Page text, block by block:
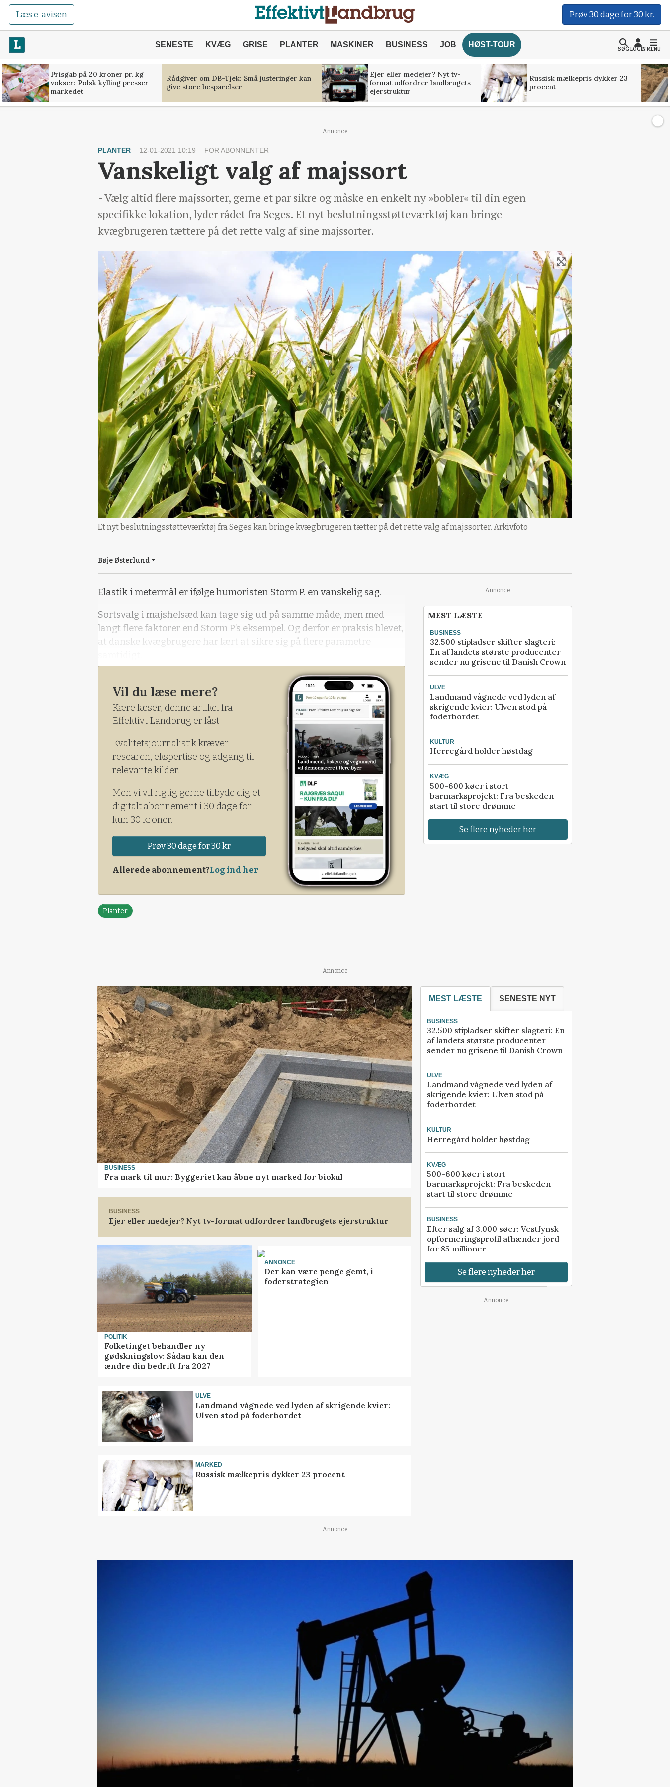
Læs e-avisen Prøv 30 dage for 30 kr.
SENESTE KVÆG GRISE PLANTER MASKINER BUSINESS JOB HØST-TOUR
SØGLOGINMENU
Prisgab på 20 kroner pr. kg
vokser: Polsk kylling presser
markedet
Rådgiver om DB-Tjek: Små justeringer kan
give store besparelser
Ejer eller medejer? Nyt tv-
format udfordrer landbrugets
ejerstruktur
Russisk mælkepris dykker 23
procent
Annonce
PLANTER 12-01-2021 10:19 FOR ABONNENTER
Vanskeligt valg af majssort
- Vælg altid flere majssorter, gerne et par sikre og måske en enkelt ny »bobler« til din egen
specifikke lokation, lyder rådet fra Seges. Et nyt beslutningsstøtteværktøj kan bringe
kvægbrugeren tættere på det rette valg af sine majssorter.
Et nyt beslutningsstøtteværktøj fra Seges kan bringe kvægbrugeren tætter på det rette valg af majssorter. Arkivfoto
Bøje Østerlund
Elastik i metermål er ifølge humoristen Storm P. en vanskelig sag.
Sortsvalg i majshelsæd kan tage sig ud på samme måde, men med
langt flere faktorer end Storm P’s eksempel. Og derfor er praksis blevet,
at danske kvægbrugere har lært at sikre sig på flere parametre
Vil du læse mere?
Kære læser, denne artikel fra
Effektivt Landbrug er låst.
Kvalitetsjournalistik kræver
research, ekspertise og adgang til
relevante kilder.
Men vi vil rigtig gerne tilbyde dig et
digitalt abonnement i 30 dage for
kun 30 kroner.
Prøv 30 dage for 30 kr
Allerede abonnement?Log ind her
Planter
Annonce
MEST LÆSTE
BUSINESS
32.500 stipladser skifter slagteri:
En af landets største producenter
sender nu grisene til Danish Crown
ULVE
Landmand vågnede ved lyden af
skrigende kvier: Ulven stod på
foderbordet
KULTUR
Herregård holder høstdag
KVÆG
500-600 køer i stort
barmarksprojekt: Fra beskeden
start til store drømme
Se flere nyheder her
Annonce
BUSINESS
Fra mark til mur: Byggeriet kan åbne nyt marked for biokul
BUSINESS
Ejer eller medejer? Nyt tv-format udfordrer landbrugets ejerstruktur
POLITIK
Folketinget behandler ny
gødskningslov: Sådan kan den
ændre din bedrift fra 2027
ANNONCE
Der kan være penge gemt, i
foderstrategien
ULVE
Landmand vågnede ved lyden af skrigende kvier:
Ulven stod på foderbordet
MARKED
Russisk mælkepris dykker 23 procent
MEST LÆSTE SENESTE NYT
BUSINESS
32.500 stipladser skifter slagteri: En
af landets største producenter
sender nu grisene til Danish Crown
ULVE
Landmand vågnede ved lyden af
skrigende kvier: Ulven stod på
foderbordet
KULTUR
Herregård holder høstdag
KVÆG
500-600 køer i stort
barmarksprojekt: Fra beskeden
start til store drømme
BUSINESS
Efter salg af 3.000 søer: Vestfynsk
opformeringsprofil afhænder jord
for 85 millioner
Se flere nyheder her
Annonce
Annonce